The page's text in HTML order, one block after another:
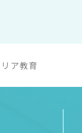
ア教育